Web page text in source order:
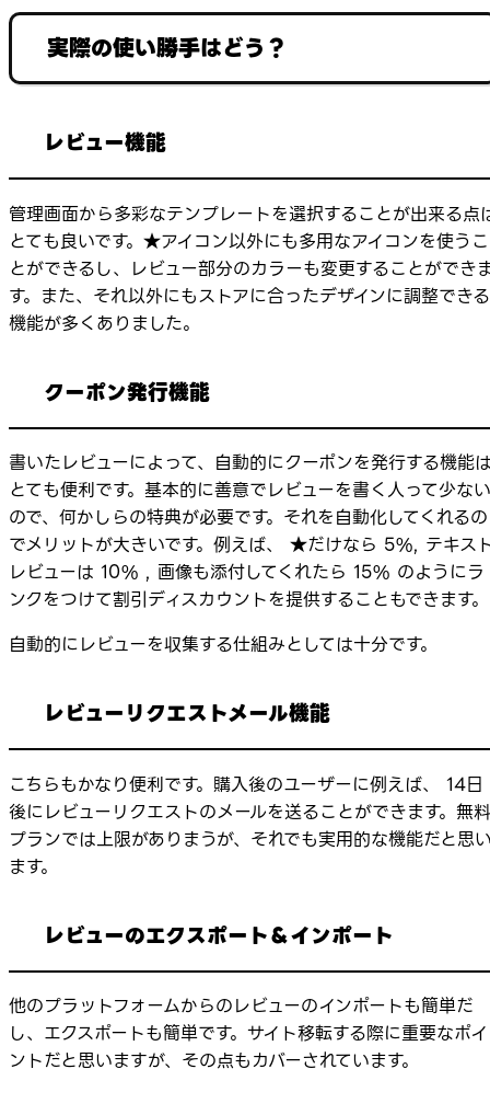
実際の使い勝手はどう？
レビュー機能
管理画面から多彩なテンプレートを選択することが出来る点
とても良いです。★アイコン以外にも多用なアイコンを使うこ
とができるし、レビュー部分のカラーも変更することができ
す。また、それ以外にもストアに合ったデザインに調整できる
機能が多くありました。
クーポン発行機能
書いたレビューによって、自動的にクーポンを発行する機能
とても便利です。基本的に善意でレビューを書く人って少ない
ので、何かしらの特典が必要です。それを自動化してくれるの
でメリットが大きいです。例えば、 ★だけなら 5%, テキス
レビューは 10% , 画像も添付してくれたら 15% のようにラ
ンクをつけて割引ディスカウントを提供することもできます。
自動的にレビューを収集する仕組みとしては十分です。
レビューリクエストメール機能
こちらもかなり便利です。購入後のユーザーに例えば、 14日
後にレビューリクエストのメールを送ることができます。無料
プランでは上限がありまうが、それでも実用的な機能だと思
ます。
レビューのエクスポート＆インポート
他のプラットフォームからのレビューのインポートも簡単だ
し、エクスポートも簡単です。サイト移転する際に重要なポイ
ントだと思いますが、その点もカバーされています。